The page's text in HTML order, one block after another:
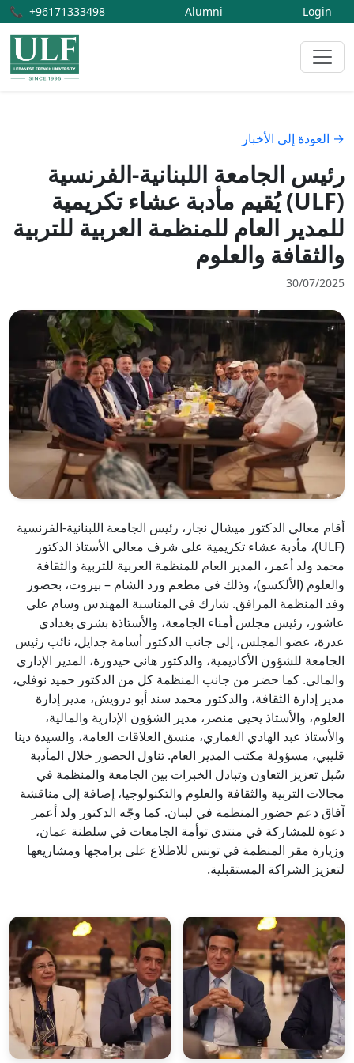
📞 +96171333498 Alumni Login
→ العودة إلى الأخبار
رئيس الجامعة اللبنانية-الفرنسية
(ULF) يُقيم مأدبة عشاء تكريمية
للمدير العام للمنظمة العربية للتربية
والثقافة والعلوم
30/07/2025
أقام معالي الدكتور ميشال نجار، رئيس الجامعة اللبنانية-الفرنسية
(ULF)، مأدبة عشاء تكريمية على شرف معالي الأستاذ الدكتور
محمد ولد أعمر، المدير العام للمنظمة العربية للتربية والثقافة
والعلوم (الألكسو)، وذلك في مطعم ورد الشام – بيروت، بحضور
وفد المنظمة المرافق. شارك في المناسبة المهندس وسام علي
عاشور، رئيس مجلس أمناء الجامعة، والأستاذة بشرى بغدادي
عدرة، عضو المجلس، إلى جانب الدكتور أسامة جدايل، نائب رئيس
الجامعة للشؤون الأكاديمية، والدكتور هاني حيدورة، المدير الإداري
والمالي. كما حضر من جانب المنظمة كل من الدكتور حميد نوفلي،
مدير إدارة الثقافة، والدكتور محمد سند أبو درويش، مدير إدارة
العلوم، والأستاذ يحيى منصر، مدير الشؤون الإدارية والمالية،
والأستاذ عبد الهادي الغماري، منسق العلاقات العامة، والسيدة دينا
قليبي، مسؤولة مكتب المدير العام. تناول الحضور خلال المأدبة
سُبل تعزيز التعاون وتبادل الخبرات بين الجامعة والمنظمة في
مجالات التربية والثقافة والعلوم والتكنولوجيا، إضافة إلى مناقشة
آفاق دعم حضور المنظمة في لبنان. كما وجّه الدكتور ولد أعمر
دعوة للمشاركة في منتدى توأمة الجامعات في سلطنة عمان،
وزيارة مقر المنظمة في تونس للاطلاع على برامجها ومشاريعها
لتعزيز الشراكة المستقبلية.